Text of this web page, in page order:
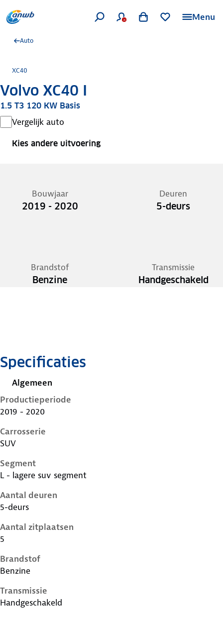
Menu
Auto
XC40
Volvo XC40 I
1.5 T3 120 KW Basis
Vergelijk auto
Kies andere uitvoering
Bouwjaar
2019 - 2020
Deuren
5-deurs
Brandstof
Benzine
Transmissie
Handgeschakeld
Specificaties
Algemeen
Productieperiode
2019 - 2020
Carrosserie
SUV
Segment
L - lagere suv segment
Aantal deuren
5-deurs
Aantal zitplaatsen
5
Brandstof
Benzine
Transmissie
Handgeschakeld